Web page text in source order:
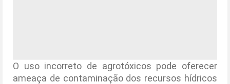
O uso incorreto de agrotóxicos pode oferecer
ameaça de contaminação dos recursos hídricos